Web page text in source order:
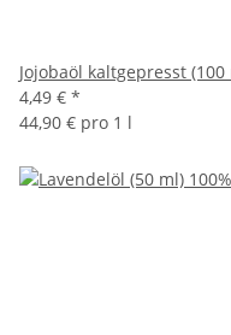
Jojobaöl kaltgepresst
4,49 € *
44,90 € pro 1 l